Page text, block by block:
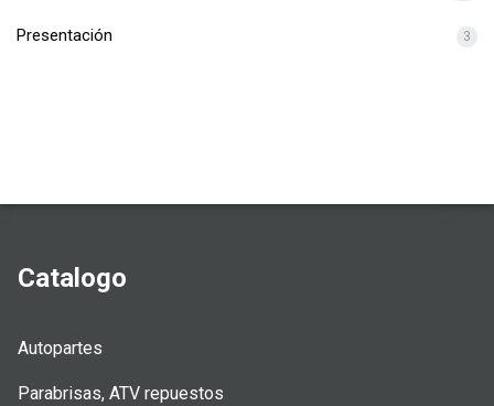
Presentación 3
Catalogo
Autopartes
Parabrisas, ATV repuestos